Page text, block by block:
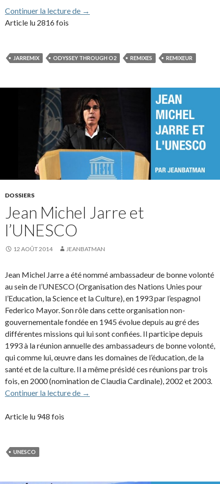
Continuer la lecture de Jean-Michel Jarre et les remixes
→
Article lu 2816 fois
JARREMIX ODYSSEY THROUGH O2 REMIXES REMIXEUR
DOSSIERS
Jean Michel Jarre et
l’UNESCO
12 AOÛT 2014 JEANBATMAN
Jean Michel Jarre a été nommé ambassadeur de bonne volonté
au sein de l’UNESCO (Organisation des Nations Unies pour
l’Education, la Science et la Culture), en 1993 par l’espagnol
Federico Mayor. Son rôle dans cette organisation non-
gouvernementale fondée en 1945 évolue depuis au gré des
différentes missions qui lui sont confiées. Il participe depuis
1993 à la réunion annuelle des ambassadeurs de bonne volonté,
qui comme lui, œuvre dans les domaines de l’éducation, de la
santé et de la culture. Il a même présidé ces réunions par trois
fois, en 2000 (nomination de Claudia Cardinale), 2002 et 2003.
Continuer la lecture de Jean Michel Jarre et l’UNESCO
→
Article lu 948 fois
UNESCO